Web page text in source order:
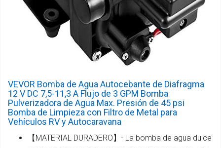
VEVOR Bomba de Agua Autocebante de Diafragma
12 V DC 7,5-11,3 A Flujo de 3 GPM Bomba
Pulverizadora de Agua Max. Presión de 45 psi
Bomba de Limpieza con Filtro de Metal para
Vehículos RV y Autocaravana
【MATERIAL DURADERO】- La bomba de agua dulce